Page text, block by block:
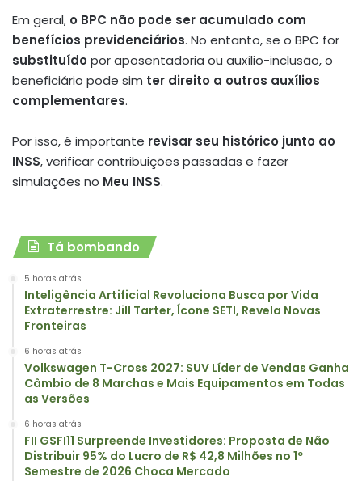
Em geral, o BPC não pode ser acumulado com
benefícios previdenciários. No entanto, se o BPC for
substituído por aposentadoria ou auxílio-inclusão, o
beneficiário pode sim ter direito a outros auxílios
complementares.
Por isso, é importante revisar seu histórico junto ao
INSS, verificar contribuições passadas e fazer
simulações no Meu INSS.
Tá bombando
5 horas atrás
Inteligência Artificial Revoluciona Busca por Vida
Extraterrestre: Jill Tarter, Ícone SETI, Revela Novas
Fronteiras
6 horas atrás
Volkswagen T-Cross 2027: SUV Líder de Vendas Ganha
Câmbio de 8 Marchas e Mais Equipamentos em Todas
as Versões
6 horas atrás
FII GSFI11 Surpreende Investidores: Proposta de Não
Distribuir 95% do Lucro de R$ 42,8 Milhões no 1º
Semestre de 2026 Choca Mercado